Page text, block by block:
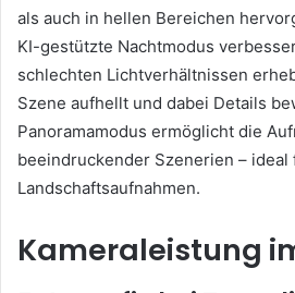
als auch in hellen Bereichen
KI-gestützte Nachtmodus
schlechten Lichtverhältnissen
Szene aufhellt und dabei Details
Panoramamodus ermöglicht die
beeindruckender Szenerien – ideal
Landschaftsaufnahmen.
Kameraleistung